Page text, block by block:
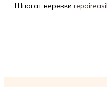
Шпагат веревки